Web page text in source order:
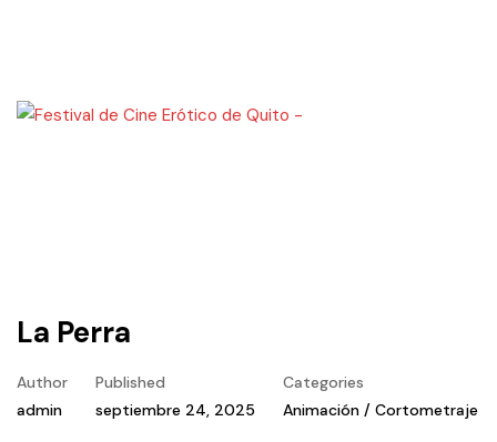
La Perra
Author
admin
Published
septiembre 24, 2025
Categories
Animación / Cortometraje